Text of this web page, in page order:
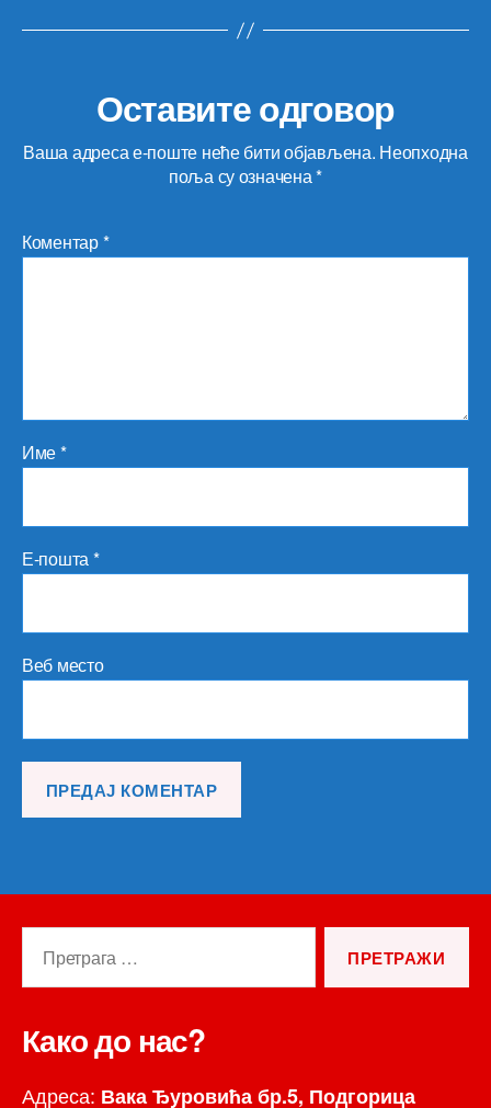
Оставите одговор
Ваша адреса е-поште неће бити објављена. Неопходна
поља су означена*
Коментар*
Име*
Е-пошта*
Веб место
Како до нас?
Адреса: Вака Ђуровића бр.5, Подгорица